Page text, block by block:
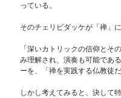
っている。
そのチェリビダッケが「禅」
「深いカトリックの信仰とそ
み理解され、演奏も可能であ
ーを、「禅を実践する仏教徒
しかし考えてみると、決して